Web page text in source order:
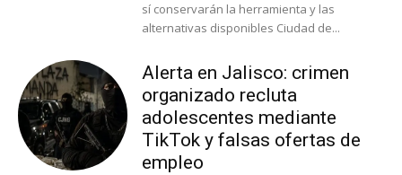
sí conservarán la herramienta y las
alternativas disponibles Ciudad de...
Alerta en Jalisco: crimen
organizado recluta
adolescentes mediante
TikTok y falsas ofertas de
empleo